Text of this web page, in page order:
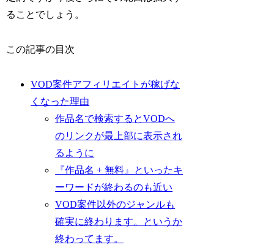
ることでしょう。
この記事の目次
VOD案件アフィリエイトが稼げな
くなった理由
作品名で検索するとVODへ
のリンクが最上部に表示され
るように
『作品名 + 無料』といったキ
ーワードが終わるのも近い
VOD案件以外のジャンルも
確実に終わります。というか
終わってます。